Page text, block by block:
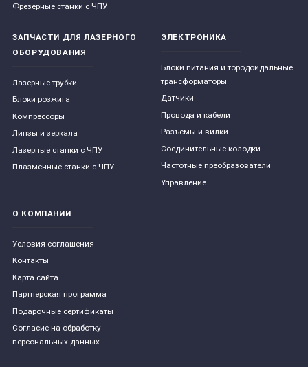
Фрезерные станки с ЧПУ
ЗАПЧАСТИ ДЛЯ ЛАЗЕРНОГО
ОБОРУДОВАНИЯ
Лазерные трубки
Блоки розжига
Компрессоры
Линзы и зеркала
Лазерные станки с ЧПУ
Плазменные станки с ЧПУ
ЭЛЕКТРОНИКА
Блоки питания и тородоидальные
трансформаторы
Датчики
Провода и кабели
Разъемы и вилки
Соединительные колодки
Частотные преобразователи
Управление
О КОМПАНИИ
Условия соглашения
Контакты
Карта сайта
Партнерская программа
Подарочные сертификаты
Согласие на обработку
персональных данных